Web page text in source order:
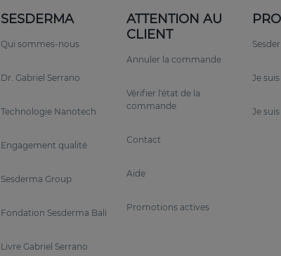
SESDERMA
Qui sommes-nous
Dr. Gabriel Serrano
Technologie Nanotech
Engagement qualité
Sesderma Group
Fondation Sesderma Bali
Livre Gabriel Serrano
ATTENTION AU
CLIENT
Annuler la commande
Vérifier l'état de la
commande
Contact
Aide
Promotions actives
Je
Je